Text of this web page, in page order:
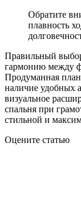
Обратите
плавность
Правильный
гармонию между
Продуманная
наличие удобных
визуальное
спальня при
стильной и
Оцените статью